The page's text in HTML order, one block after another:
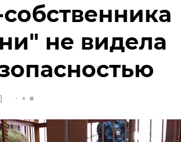
не видела